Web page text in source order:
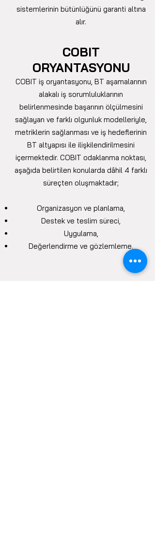
sistemlerinin bütünlüğünü garanti altına
alır.
COBIT
ORYANTASYONU
COBIT iş oryantasyonu, BT aşamalarının
alakalı iş sorumluluklarının
belirlenmesinde başarının ölçülmesini
sağlayan ve farklı olgunluk modelleriyle,
metriklerin sağlanması ve iş hedeflerinin
BT altyapısı ile ilişkilendirilmesini
içermektedir. COBIT odaklanma noktası,
aşağıda belirtilen konularda dâhil 4 farklı
süreçten oluşmaktadır;
Organizasyon ve planlama,
Destek ve teslim süreci,
Uygulama,
Değerlendirme ve gözlemleme.